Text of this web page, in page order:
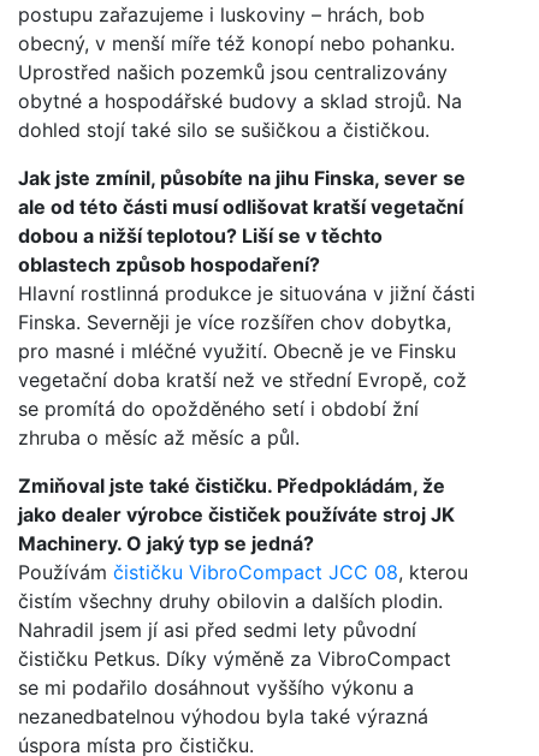
postupu zařazujeme i luskoviny – hrách, bob
obecný, v menší míře též konopí nebo pohanku.
Uprostřed našich pozemků jsou centralizovány
obytné a hospodářské budovy a sklad strojů. Na
dohled stojí také silo se sušičkou a čističkou.
Jak jste zmínil, působíte na jihu Finska, sever se
ale od této části musí odlišovat kratší vegetační
dobou a nižší teplotou? Liší se v těchto
oblastech způsob hospodaření?
Hlavní rostlinná produkce je situována v jižní části
Finska. Severněji je více rozšířen chov dobytka,
pro masné i mléčné využití. Obecně je ve Finsku
vegetační doba kratší než ve střední Evropě, což
se promítá do opožděného setí i období žní
zhruba o měsíc až měsíc a půl.
Zmiňoval jste také čističku. Předpokládám, že
jako dealer výrobce čističek používáte stroj JK
Machinery. O jaký typ se jedná?
Používám čističku VibroCompact JCC 08, kterou
čistím všechny druhy obilovin a dalších plodin.
Nahradil jsem jí asi před sedmi lety původní
čističku Petkus. Díky výměně za VibroCompact
se mi podařilo dosáhnout vyššího výkonu a
nezanedbatelnou výhodou byla také výrazná
úspora místa pro čističku.